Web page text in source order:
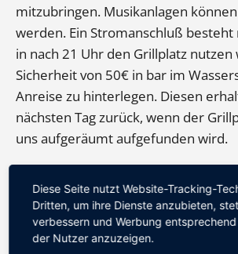
mitzubringen. Musikanlagen
werden. Ein Stromanschluß besteht
in nach 21 Uhr den Grillplatz nutzen
Sicherheit von 50€ in bar im
Anreise zu hinterlegen. Diesen
nächsten Tag zurück, wenn der
uns aufgeräumt aufgefunden wird.
Grillplätze
Preise inkl. 19% MwSt.
ohne
Anfänger-
Diese Seite nutzt Website-Tracking-
Dritten, um ihre Dienste anzubieten,
verbessern und Werbung
der Nutzer anzuzeigen.